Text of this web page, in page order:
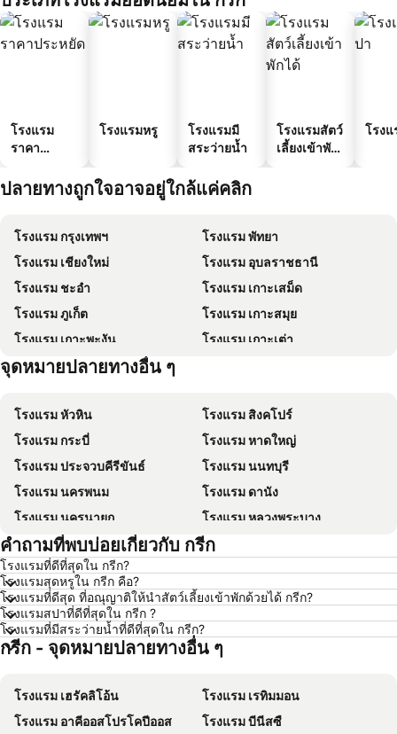
โรงแรม
ราคา
โรงแรมหรู
โรงแรมมี
สระว่ายน้ำ
โรงแรมสัตว์
เลี้ยงเข้าพัก
โรง
ปลายทางถูกใจอาจอยู่ใกล้แค่คลิก
โรงแรม กรุงเทพฯ
โรงแรม พัทยา
โรงแรม เชียงใหม่
โรงแรม อุบลราชธานี
โรงแรม ชะอำ
โรงแรม เกาะเสม็ด
โรงแรม ภูเก็ต
โรงแรม เกาะสมุย
โรงแรม เกาะพะงัน
โรงแรม เกาะเต่า
โรงแรม เกาะฟุก๊ว
จุดหมายปลายทางอื่น ๆ
โรงแรม หัวหิน
โรงแรม สิงคโปร์
โรงแรม กระบี่
โรงแรม หาดใหญ่
โรงแรม ประจวบคีรีขันธ์
โรงแรม นนทบุรี
โรงแรม นครพนม
โรงแรม ดานัง
โรงแรม นครนายก
โรงแรม หลวงพระบาง
โรงแรม เกาะล้าน
โรงแรม ซินยี่
โรงแรม ระยอง
โรงแรม สระบุรี
โรงแรม นครราชสีมา
โรงแรม หาดป่าตอง
โรงแรม อุดรธานี
โรงแรม เวียงจันทน์
โรงแรม เกาะหลีเป๊ะ
โรงแรม ภาคตะวันออกเฉียงเหนือ
โรงแรม Schaffhausen
โรงแรม มาเก๊า
โรงแรม ไทเป
คำถามที่พบบ่อยเกี่ยวกับ กรีก
โรงแรมที่ดีที่สุดใน กรีก?
โรงแรมสุดหรูใน กรีก คือ?
โรงแรมที่ดีสุด ที่อณุญาติให้นำสัตว์เลี้ยงเข้าพักด้วยได้ กรีก?
โรงแรมสปาที่ดีที่สุดใน กรีก ?
โรงแรมที่มีสระว่ายน้ำที่ดีที่สุดใน กรีก?
กรีก - จุดหมายปลายทางอื่น ๆ
โรงแรม เฮรัคลิโอ้น
โรงแรม เรทิมมอน
โรงแรม อาคีออสโปรโคปีออส
โรงแรม บีนีสซื